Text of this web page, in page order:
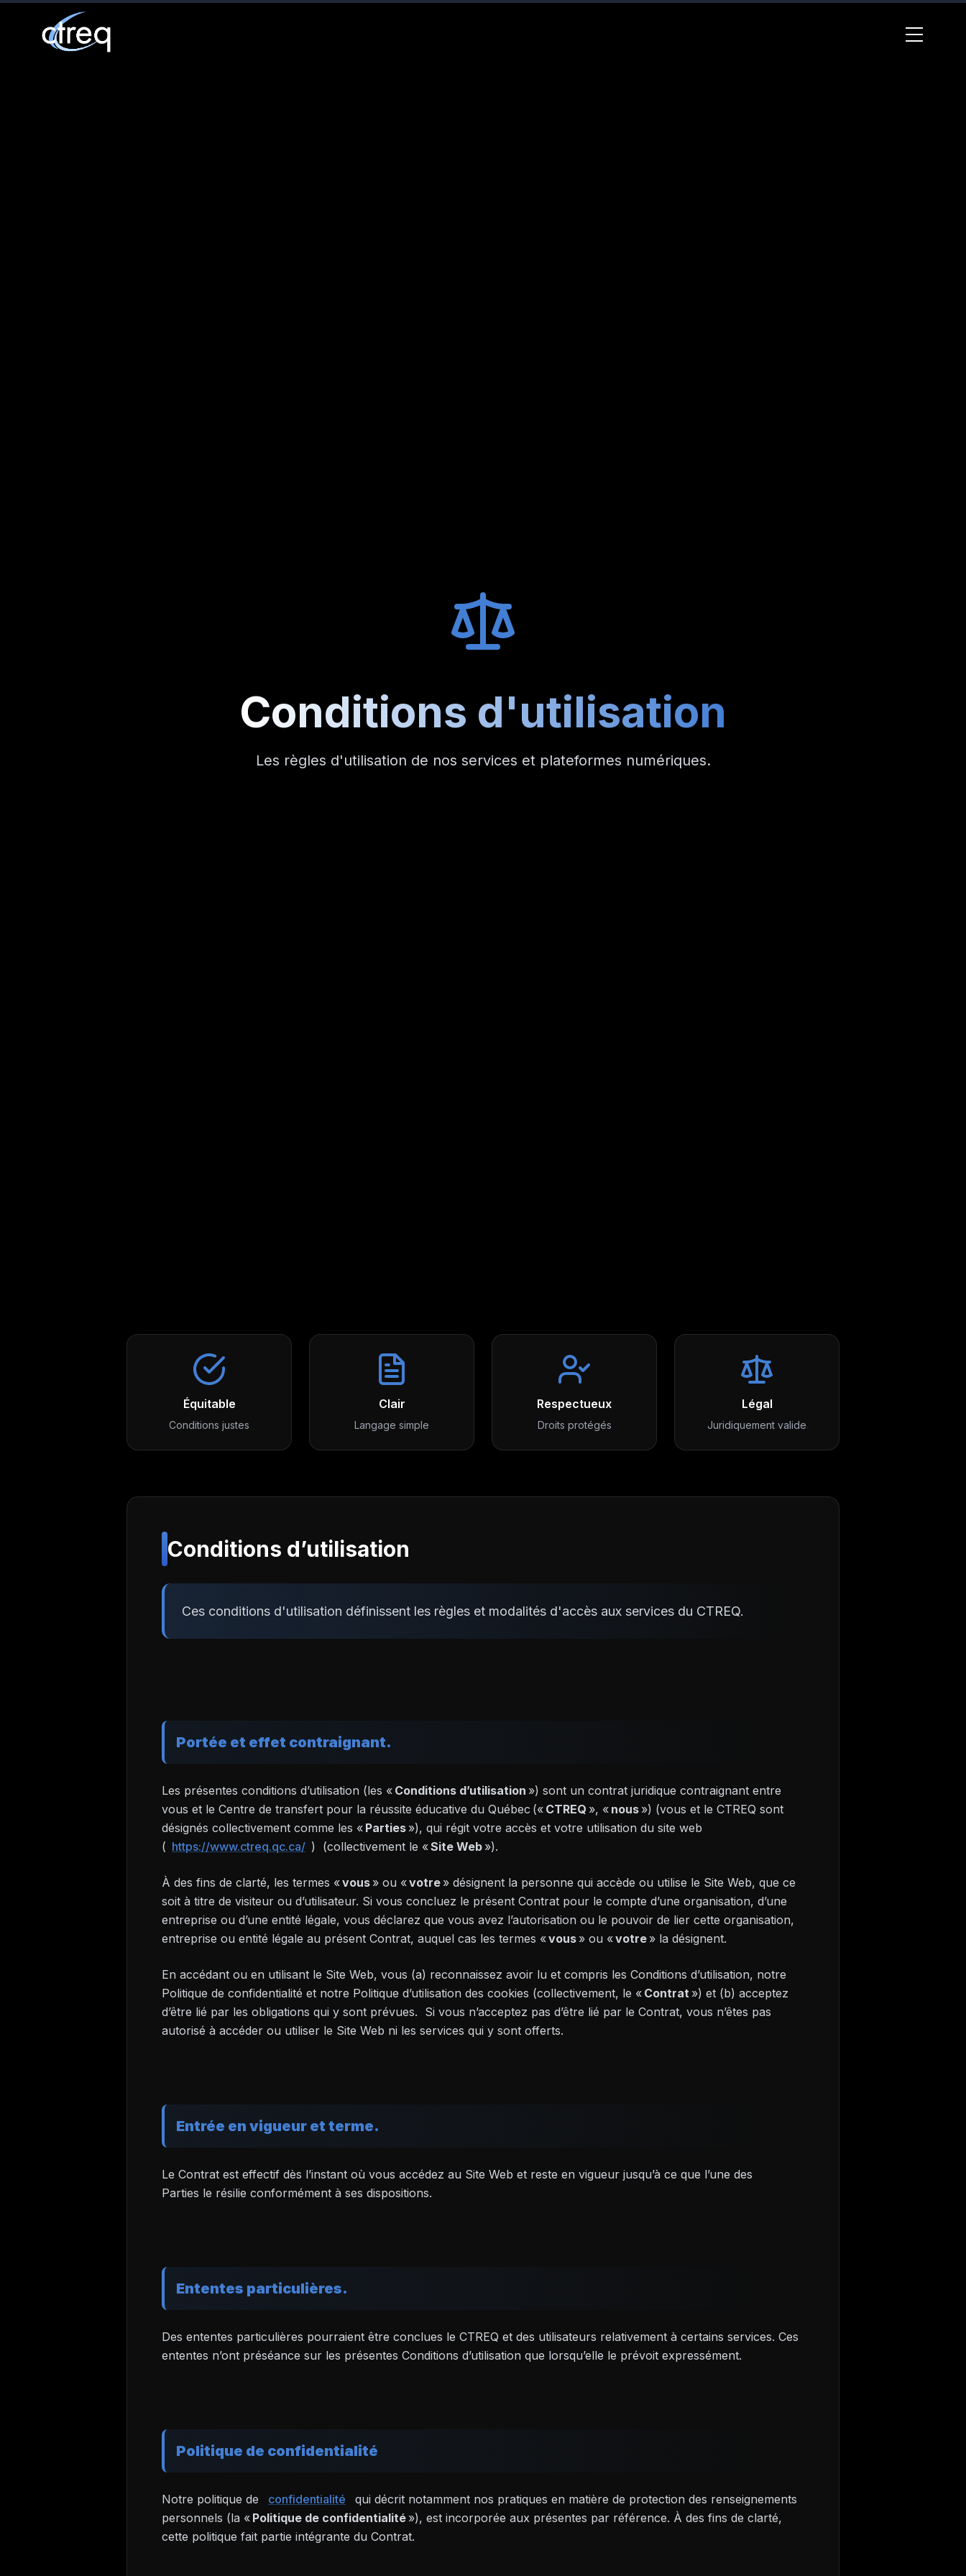
Conditions d'utilisation
Les règles d'utilisation de nos services et plateformes numériques.
Équitable
Conditions justes
Clair
Langage simple
Respectueux
Droits protégés
Légal
Juridiquement valide
Conditions d’utilisation
Ces conditions d'utilisation définissent les règles et modalités d'accès aux services du CTREQ.
Portée et effet contraignant.
Les présentes conditions d’utilisation (les « Conditions d’utilisation ») sont un contrat juridique contraignant entre
vous et le Centre de transfert pour la réussite éducative du Québec (« CTREQ », « nous ») (vous et le CTREQ sont
désignés collectivement comme les « Parties »), qui régit votre accès et votre utilisation du site web
( https://www.ctreq.qc.ca/ ) (collectivement le «Site Web »).
À des fins de clarté, les termes «vous » ou «votre » désignent la personne qui accède ou utilise le Site Web, que ce
soit à titre de visiteur ou d’utilisateur. Si vous concluez le présent Contrat pour le compte d’une organisation, d’une
entreprise ou d’une entité légale, vous déclarez que vous avez l’autorisation ou le pouvoir de lier cette organisation,
entreprise ou entité légale au présent Contrat, auquel cas les termes «vous » ou «votre » la désignent.
En accédant ou en utilisant le Site Web, vous (a) reconnaissez avoir lu et compris les Conditions d’utilisation, notre
Politique de confidentialité et notre Politique d’utilisation des cookies (collectivement, le « Contrat ») et (b) acceptez
d’être lié par les obligations qui y sont prévues. Si vous n’acceptez pas d’être lié par le Contrat, vous n’êtes pas
autorisé à accéder ou utiliser le Site Web ni les services qui y sont offerts.
Entrée en vigueur et terme.
Le Contrat est effectif dès l’instant où vous accédez au Site Web et reste en vigueur jusqu’à ce que l’une des
Parties le résilie conformément à ses dispositions.
Ententes particulières.
Des ententes particulières pourraient être conclues le CTREQ et des utilisateurs relativement à certains services. Ces
ententes n’ont préséance sur les présentes Conditions d’utilisation que lorsqu’elle le prévoit expressément.
Politique de confidentialité
Notre politique de confidentialité
qui décrit notamment nos pratiques en matière de protection des renseignements
personnels (la « Politique de confidentialité »), est incorporée aux présentes par référence. À des fins de clarté,
cette politique fait partie intégrante du Contrat.